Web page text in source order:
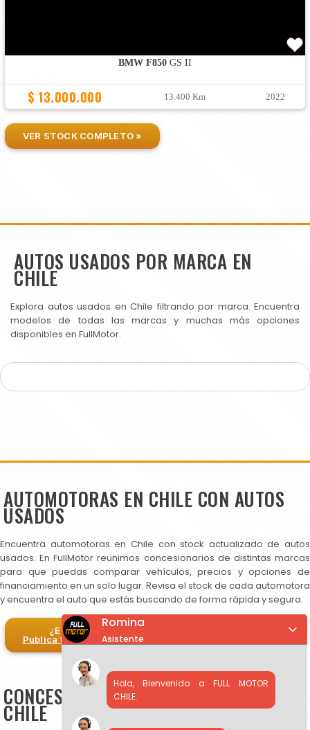
BMW F850GS II
$ 13.000.000 13.400 Km 2022
VER STOCK COMPLETO »
AUTOS USADOS POR MARCA EN
CHILE
Explora autos usados en Chile filtrando por marca. Encuentra
modelos de todas las marcas y muchas más opciones
disponibles en FullMotor.
AUTOMOTORAS EN CHILE CON AUTOS
USADOS
Encuentra automotoras en Chile con stock actualizado de autos
usados. En FullMotor reunimos concesionarios de distintas marcas
para que puedas comparar vehículos, precios y opciones de
financiamiento en un solo lugar. Revisa el stock de cada automotora
y encuentra el auto que estás buscando de forma rápida y segura.
¿Eres automotora?
Publica tus autos en FullMotor
CONCESIONARIOS DE AUTOS USADOS EN
CHILE
Romina
Asistente
Hola, Bienvenido a FULL MOTOR
CHILE.